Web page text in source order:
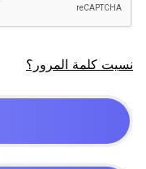
نسيت كلمة المرور؟